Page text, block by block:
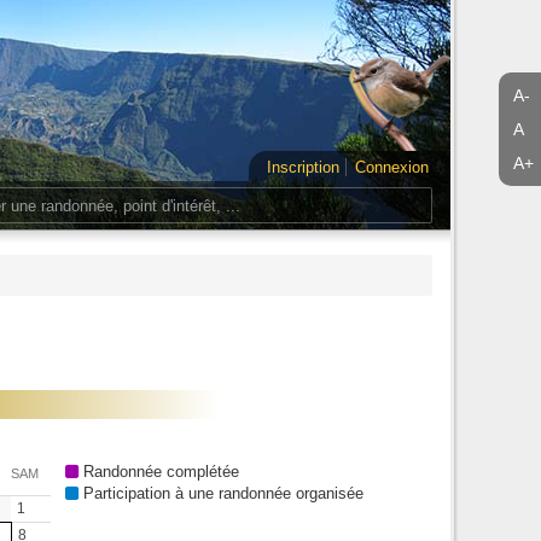
A-
A
A+
Inscription
Connexion
SAM
1
8
Randonnée complétée
Participation à une randonnée organisée